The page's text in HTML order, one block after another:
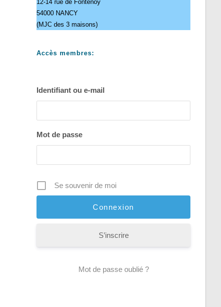
12-14 rue de Fontenoy
54000 NANCY
(MJC des 3 maisons)
Accès membres:
Identifiant ou e-mail
Mot de passe
Se souvenir de moi
S’inscrire
Mot de passe oublié ?